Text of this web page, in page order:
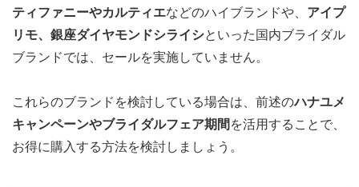
ティファニーやカルティエなどのハイブランドや、 アイプ
リモ、銀座ダイヤモンドシライシといった国内ブライダル
ブランドでは、セールを実施していません。
これらのブランドを検討している場合は、前述のハナユメ
キャンペーンやブライダルフェア期間 を活用することで、
お得に購入する方法を検討しましょう。